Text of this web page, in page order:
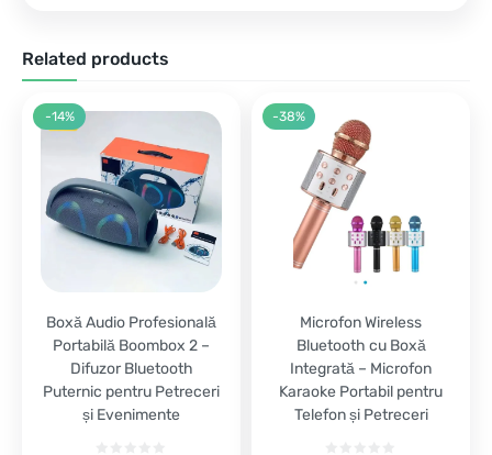
Related products
Boxă Audio Profesională
Portabilă Boombox 2 –
Difuzor Bluetooth
Puternic pentru Petreceri
și Evenimente
-14%
Microfon Wireless
Bluetooth cu Boxă
Integrată – Microfon
Karaoke Portabil pentru
Telefon și Petreceri
-38%